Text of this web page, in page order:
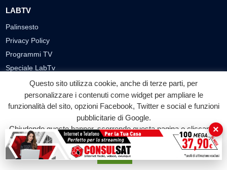
LABTV
Palinsesto
Privacy Policy
Programmi TV
Speciale LabTv
Doppio Taglio
Free sport
L’Orlando Curioso
Labnews
Le Voci del Parco
Questo sito utilizza cookie, anche di terze parti, per
personalizzare i contenuti come widget per ampliare le
funzionalità del sito, opzioni Facebook, Twitter e social e funzioni
pubblicitarie di Google.
Chiudendo questo banner, scorrendo questa pagina o cliccando
su qualunque suo elemento acconsenti all'uso dei cookie.
Accetta
×